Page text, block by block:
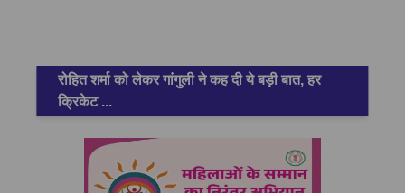
रोहित शर्मा को लेकर गांगुली ने कह दी ये बड़ी बात, हर
क्रिकेट ...